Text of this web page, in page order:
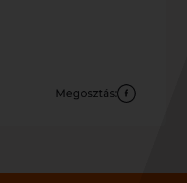
Megosztás: